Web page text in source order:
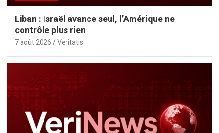
Liban : Israël avance seul, l’Amérique ne
contrôle plus rien
7 août 2026 Veritatis